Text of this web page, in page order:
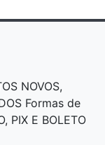
NOVOS,
Formas de
PIX E BOLETO